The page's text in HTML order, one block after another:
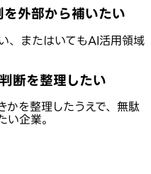
外部から補いたい
、またはいてもAI活用領域
断を整理したい
かを整理したうえで、無駄
い企業。